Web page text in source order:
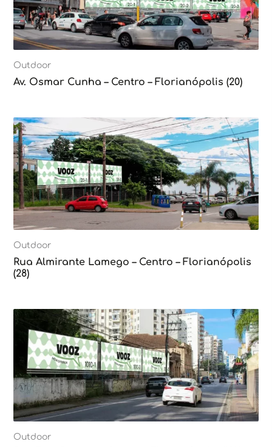
Outdoor
Av. Osmar Cunha – Centro – Florianópolis (20)
Outdoor
Rua Almirante Lamego – Centro – Florianópolis
(28)
Outdoor